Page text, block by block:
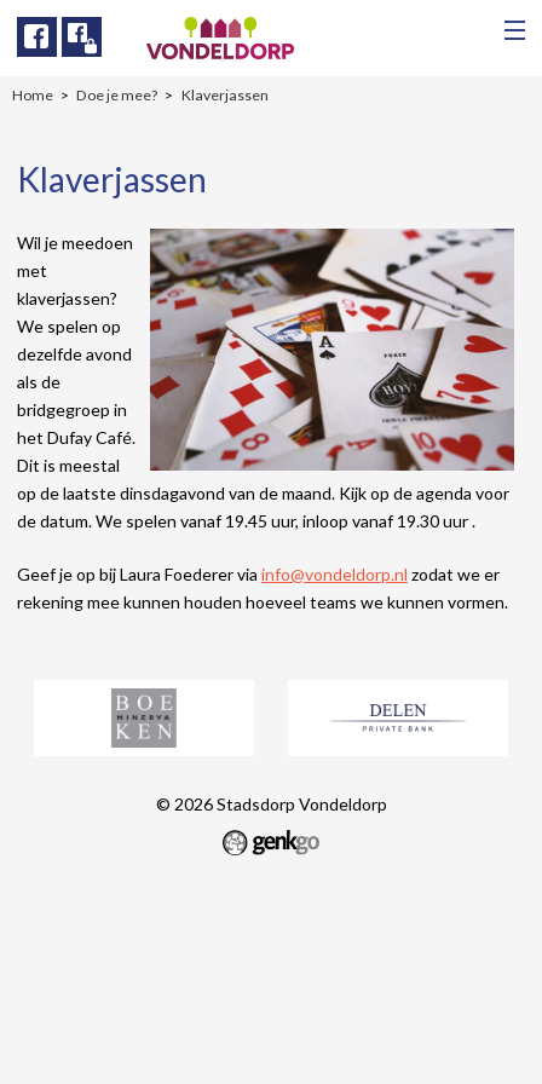
Facebook
Home Doe je mee? Klaverjassen
Klaverjassen
Wil je meedoen
met
klaverjassen?
We spelen op
dezelfde avond
als de
bridgegroep in
het Dufay Café.
Dit is meestal
op de laatste dinsdagavond van de maand. Kijk op de agenda voor
de datum. We spelen vanaf 19.45 uur, inloop vanaf 19.30 uur .
Geef je op bij Laura Foederer via info@vondeldorp.nl zodat we er
rekening mee kunnen houden hoeveel teams we kunnen vormen.
© 2026Stadsdorp Vondeldorp